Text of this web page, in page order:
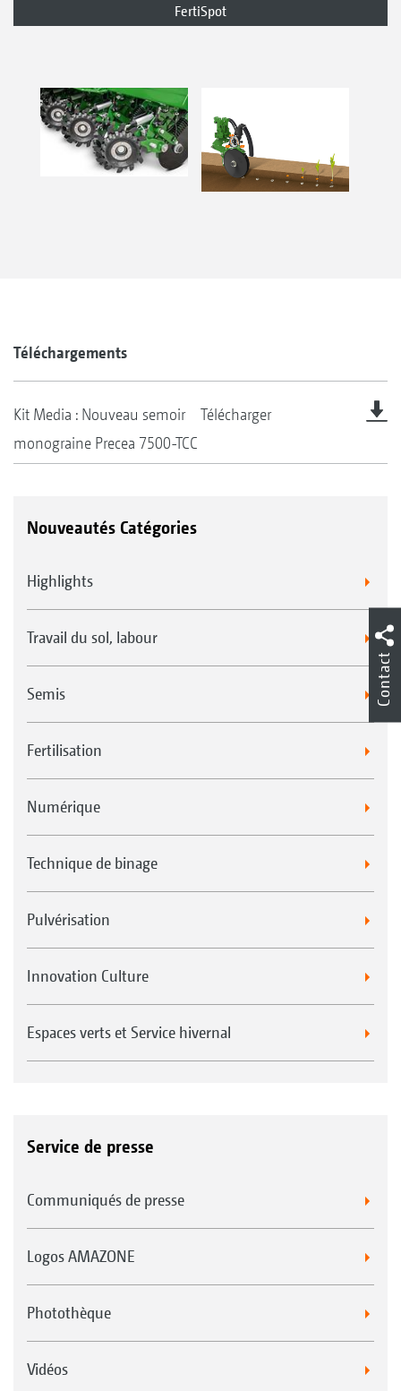
FertiSpot
Téléchargements
Kit Media : Nouveau semoir
monograine Precea 7500-TCC
Télécharger
Nouveautés Catégories
Highlights
Travail du sol, labour
Semis
Fertilisation
Numérique
Technique de binage
Pulvérisation
Innovation Culture
Espaces verts et Service hivernal
Service de presse
Communiqués de presse
Logos AMAZONE
Photothèque
Vidéos
Contact